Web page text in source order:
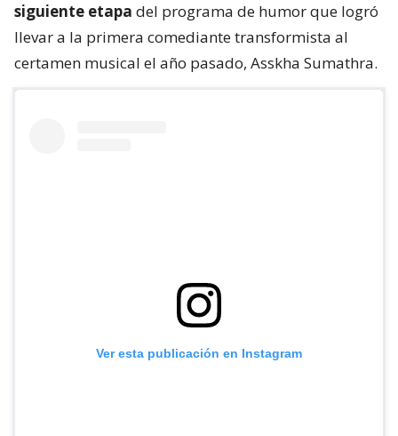
siguiente etapa del programa de humor que logró
llevar a la primera comediante transformista al
certamen musical el año pasado, Asskha Sumathra.
Ver esta publicación en Instagram